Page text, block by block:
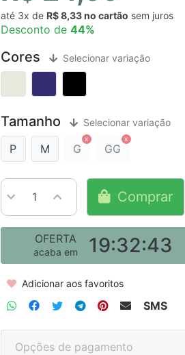
até 3x de R$ 8,33 sem juros
Desconto de 44%
Cores Selecionar variação
Tamanho Selecionar variação
P M G GG
Comprar
OFERTA
acaba em 19:32:43
Adicionar aos favoritos
SMS
Opções de pagamento